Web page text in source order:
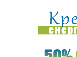
01:21:
00:44:Dogodilo